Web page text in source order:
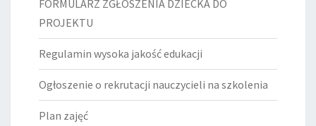
FORMULARZ ZGŁOSZENIA DZIECKA DO
PROJEKTU
Regulamin wysoka jakość edukacji
Ogłoszenie o rekrutacji nauczycieli na szkolenia
Plan zajęć